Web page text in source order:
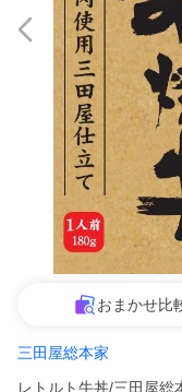
おまかせ比
三田屋総本家
レトルト牛丼/三田屋総